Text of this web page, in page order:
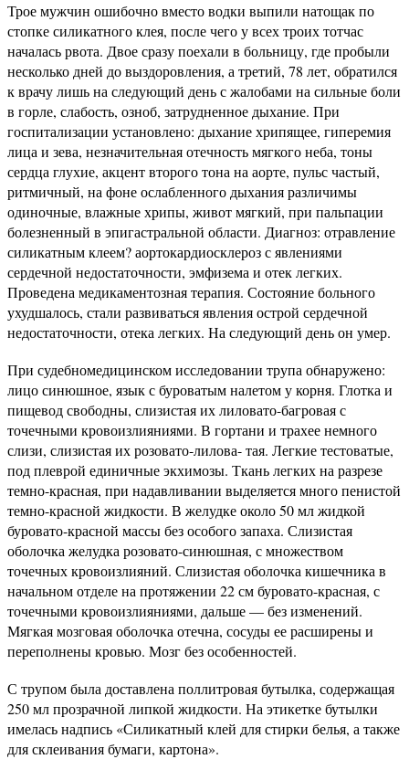
Трое мужчин ошибочно вместо водки выпили натощак по
стопке силикатного клея, после чего у всех троих тотчас
началась рвота. Двое сразу поехали в больницу, где пробыли
несколько дней до выздоровления, а третий, 78 лет, обратился
к врачу лишь на следующий день с жалобами на сильные боли
в горле, слабость, озноб, затрудненное дыхание. При
госпитализации установлено: дыхание хрипящее, гиперемия
лица и зева, незначительная отечность мягкого неба, тоны
сердца глухие, акцент второго тона на аорте, пульс частый,
ритмичный, на фоне ослабленного дыхания различимы
одиночные, влажные хрипы, живот мягкий, при пальпации
болезненный в эпигастральной области. Диагноз: отравление
силикатным клеем? аортокардиосклероз с явлениями
сердечной недостаточности, эмфизема и отек легких.
Проведена медикаментозная терапия. Состояние больного
ухудшалось, стали развиваться явления острой сердечной
недостаточности, отека легких. На следующий день он умер.
При судебномедицинском исследовании трупа обнаружено:
лицо синюшное, язык с буроватым налетом у корня. Глотка и
пищевод свободны, слизистая их лиловато-багровая с
точечными кровоизлияниями. В гортани и трахее немного
слизи, слизистая их розовато-лилова- тая. Легкие тестоватые,
под плеврой единичные экхимозы. Ткань легких на разрезе
темно-красная, при надавливании выделяется много пенистой
темно-красной жидкости. В желудке около 50 мл жидкой
буровато-красной массы без особого запаха. Слизистая
оболочка желудка розовато-синюшная, с множеством
точечных кровоизлияний. Слизистая оболочка кишечника в
начальном отделе на протяжении 22 см буровато-красная, с
точечными кровоизлияниями, дальше — без изменений.
Мягкая мозговая оболочка отечна, сосуды ее расширены и
переполнены кровью. Мозг без особенностей.
С трупом была доставлена поллитровая бутылка, содержащая
250 мл прозрачной липкой жидкости. На этикетке бутылки
имелась надпись «Силикатный клей для стирки белья, а также
для склеивания бумаги, картона».